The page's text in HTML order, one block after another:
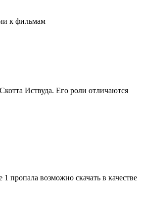
к фильмам
Иствуда. Его роли отличаются
1 пропала возможно скачать в качестве